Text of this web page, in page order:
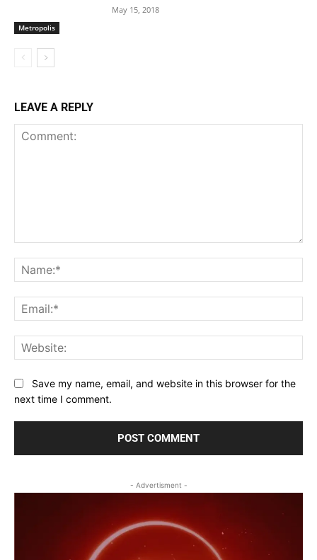
Metropolis
May 15, 2018
LEAVE A REPLY
Save my name, email, and website in this browser for the
next time I comment.
- Advertisment -